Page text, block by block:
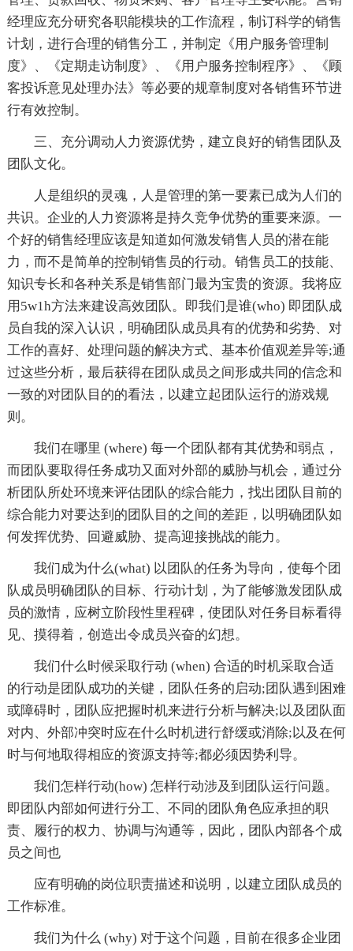
经理应充分研究各职能模块的工作流程，制订科学的销售
计划，进行合理的销售分工，并制定《用户服务管理制
度》、《定期走访制度》、《用户服务控制程序》、《顾
客投诉意见处理办法》等必要的规章制度对各销售环节进
行有效控制。
三、充分调动人力资源优势，建立良好的销售团队及
团队文化。
人是组织的灵魂，人是管理的第一要素已成为人们的
共识。企业的人力资源将是持久竞争优势的重要来源。一
个好的销售经理应该是知道如何激发销售人员的潜在能
力，而不是简单的控制销售员的行动。销售员工的技能、
知识专长和各种关系是销售部门最为宝贵的资源。我将应
用5w1h方法来建设高效团队。即我们是谁(who) 即团队成
员自我的深入认识，明确团队成员具有的优势和劣势、对
工作的喜好、处理问题的解决方式、基本价值观差异等;通
过这些分析，最后获得在团队成员之间形成共同的信念和
一致的对团队目的的看法，以建立起团队运行的游戏规
则。
我们在哪里 (where) 每一个团队都有其优势和弱点，
而团队要取得任务成功又面对外部的威胁与机会，通过分
析团队所处环境来评估团队的综合能力，找出团队目前的
综合能力对要达到的团队目的之间的差距，以明确团队如
何发挥优势、回避威胁、提高迎接挑战的能力。
我们成为什么(what) 以团队的任务为导向，使每个团
队成员明确团队的目标、行动计划，为了能够激发团队成
员的激情，应树立阶段性里程碑，使团队对任务目标看得
见、摸得着，创造出令成员兴奋的幻想。
我们什么时候采取行动 (when) 合适的时机采取合适
的行动是团队成功的关键，团队任务的启动;团队遇到困难
或障碍时，团队应把握时机来进行分析与解决;以及团队面
对内、外部冲突时应在什么时机进行舒缓或消除;以及在何
时与何地取得相应的资源支持等;都必须因势利导。
我们怎样行动(how) 怎样行动涉及到团队运行问题。
即团队内部如何进行分工、不同的团队角色应承担的职
责、履行的权力、协调与沟通等，因此，团队内部各个成
员之间也
应有明确的岗位职责描述和说明，以建立团队成员的
工作标准。
我们为什么 (why) 对于这个问题，目前在很多企业团